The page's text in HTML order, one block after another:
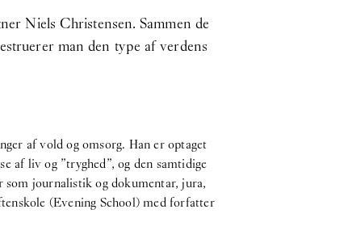
Niels Christensen. Sammen de
man den type af verdens
af vold og omsorg. Han er optaget
af liv og ”tryghed”, og den samtidige
journalistik og dokumentar, jura,
(Evening School) med forfatter